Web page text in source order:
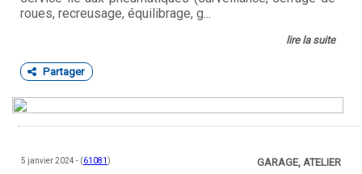
roues, recreusage, équilibrage, g...
lire la suite
Partager
5 janvier 2024 - (61081 ) GARAGE, ATELIER